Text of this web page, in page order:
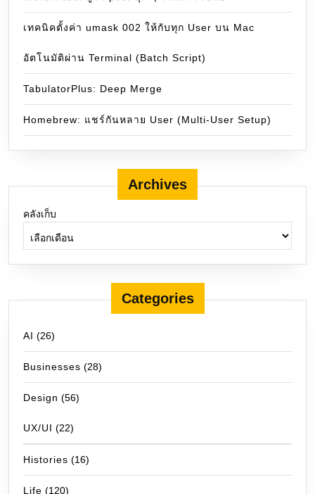
เทคนิคตั้งค่า umask 002 ให้กับทุก User บน Mac
อัตโนมัติผ่าน Terminal (Batch Script)
TabulatorPlus: Deep Merge
Homebrew: แชร์กันหลาย User (Multi-User Setup)
Archives
คลังเก็บ
Categories
AI (26)
Businesses (28)
Design (56)
UX/UI (22)
Histories (16)
Life (120)